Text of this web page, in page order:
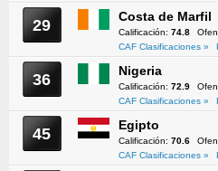
29 Costa de Marfil
Calificación: 74.8
CAF Clasificaciones »
36 Nigeria
Calificación: 72.9
CAF Clasificaciones »
45 Egipto
Calificación: 70.6
CAF Clasificaciones »